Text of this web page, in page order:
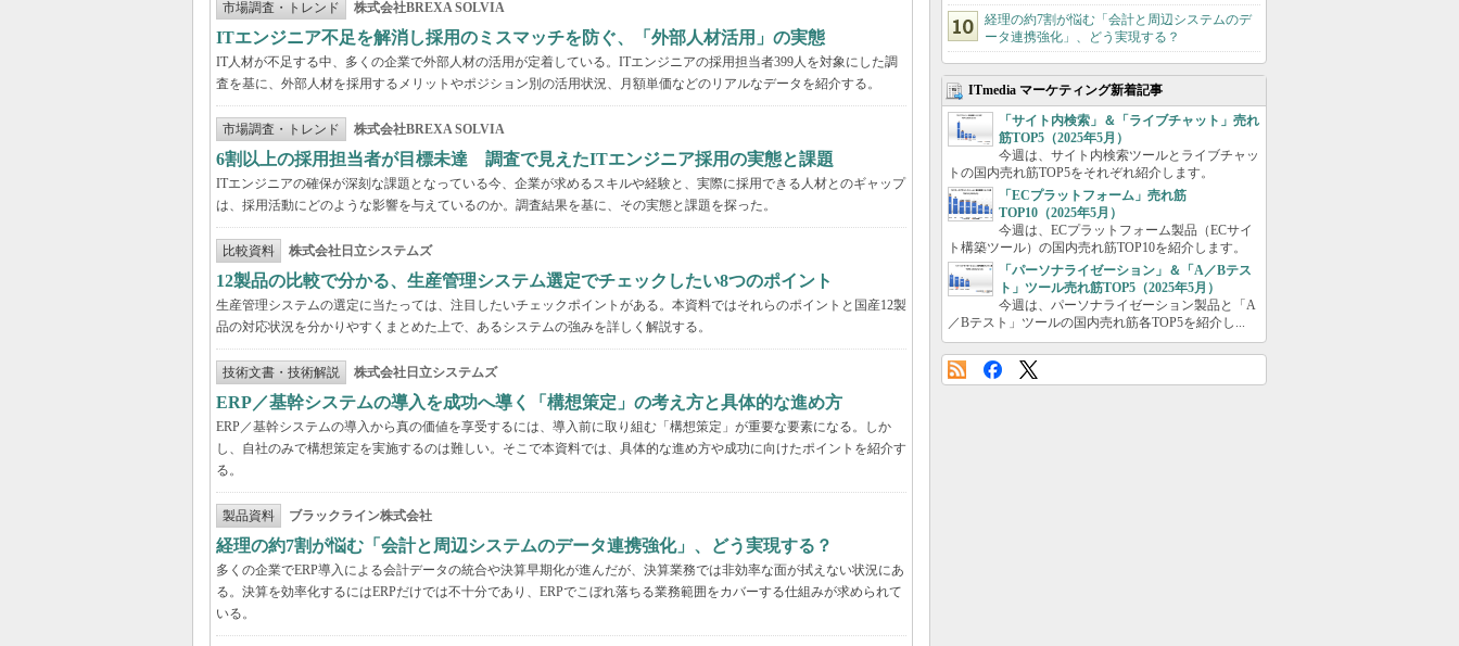
市場調査・トレンド 株式会社BREXA SOLVIA
ITエンジニア不足を解消し採用のミスマッチを防ぐ、「外部人材活用」の実態
IT人材が不足する中、多くの企業で外部人材の活用が定着している。ITエンジニアの採用担当者399人を対象にした調
査を基に、外部人材を採用するメリットやポジション別の活用状況、月額単価などのリアルなデータを紹介する。
市場調査・トレンド 株式会社BREXA SOLVIA
6割以上の採用担当者が目標未達 調査で見えたITエンジニア採用の実態と課題
ITエンジニアの確保が深刻な課題となっている今、企業が求めるスキルや経験と、実際に採用できる人材とのギャップ
は、採用活動にどのような影響を与えているのか。調査結果を基に、その実態と課題を探った。
比較資料 株式会社日立システムズ
12製品の比較で分かる、生産管理システム選定でチェックしたい8つのポイント
生産管理システムの選定に当たっては、注目したいチェックポイントがある。本資料ではそれらのポイントと国産12製
品の対応状況を分かりやすくまとめた上で、あるシステムの強みを詳しく解説する。
技術文書・技術解説 株式会社日立システムズ
ERP／基幹システムの導入を成功へ導く「構想策定」の考え方と具体的な進め方
ERP／基幹システムの導入から真の価値を享受するには、導入前に取り組む「構想策定」が重要な要素になる。しか
し、自社のみで構想策定を実施するのは難しい。そこで本資料では、具体的な進め方や成功に向けたポイントを紹介す
る。
製品資料 ブラックライン株式会社
経理の約7割が悩む「会計と周辺システムのデータ連携強化」、どう実現する？
多くの企業でERP導入による会計データの統合や決算早期化が進んだが、決算業務では非効率な面が拭えない状況にあ
る。決算を効率化するにはERPだけでは不十分であり、ERPでこぼれ落ちる業務範囲をカバーする仕組みが求められて
いる。
経理の約7割が悩む「会計と周辺システムのデ
ータ連携強化」、どう実現する？
ITmedia マーケティング新着記事
「サイト内検索」＆「ライブチャット」売れ
筋TOP5（2025年5月）
今週は、サイト内検索ツールとライブチャッ
トの国内売れ筋TOP5をそれぞれ紹介します。
「ECプラットフォーム」売れ筋
TOP10（2025年5月）
今週は、ECプラットフォーム製品（ECサイ
ト構築ツール）の国内売れ筋TOP10を紹介します。
「パーソナライゼーション」＆「A／Bテス
ト」ツール売れ筋TOP5（2025年5月）
今週は、パーソナライゼーション製品と「A
／Bテスト」ツールの国内売れ筋各TOP5を紹介し...